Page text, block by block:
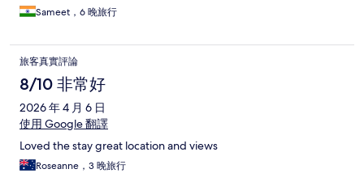
Sameet，6 晚旅行
旅客真實評論
8/10 非常好
2026 年 4 月 6 日
使用 Google 翻譯
Loved the stay great location and views
Roseanne，3 晚旅行